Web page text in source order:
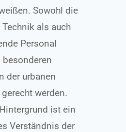
Sowohl die
als auch
Personal
der urbanen
werden.
ist ein
Verständnis der